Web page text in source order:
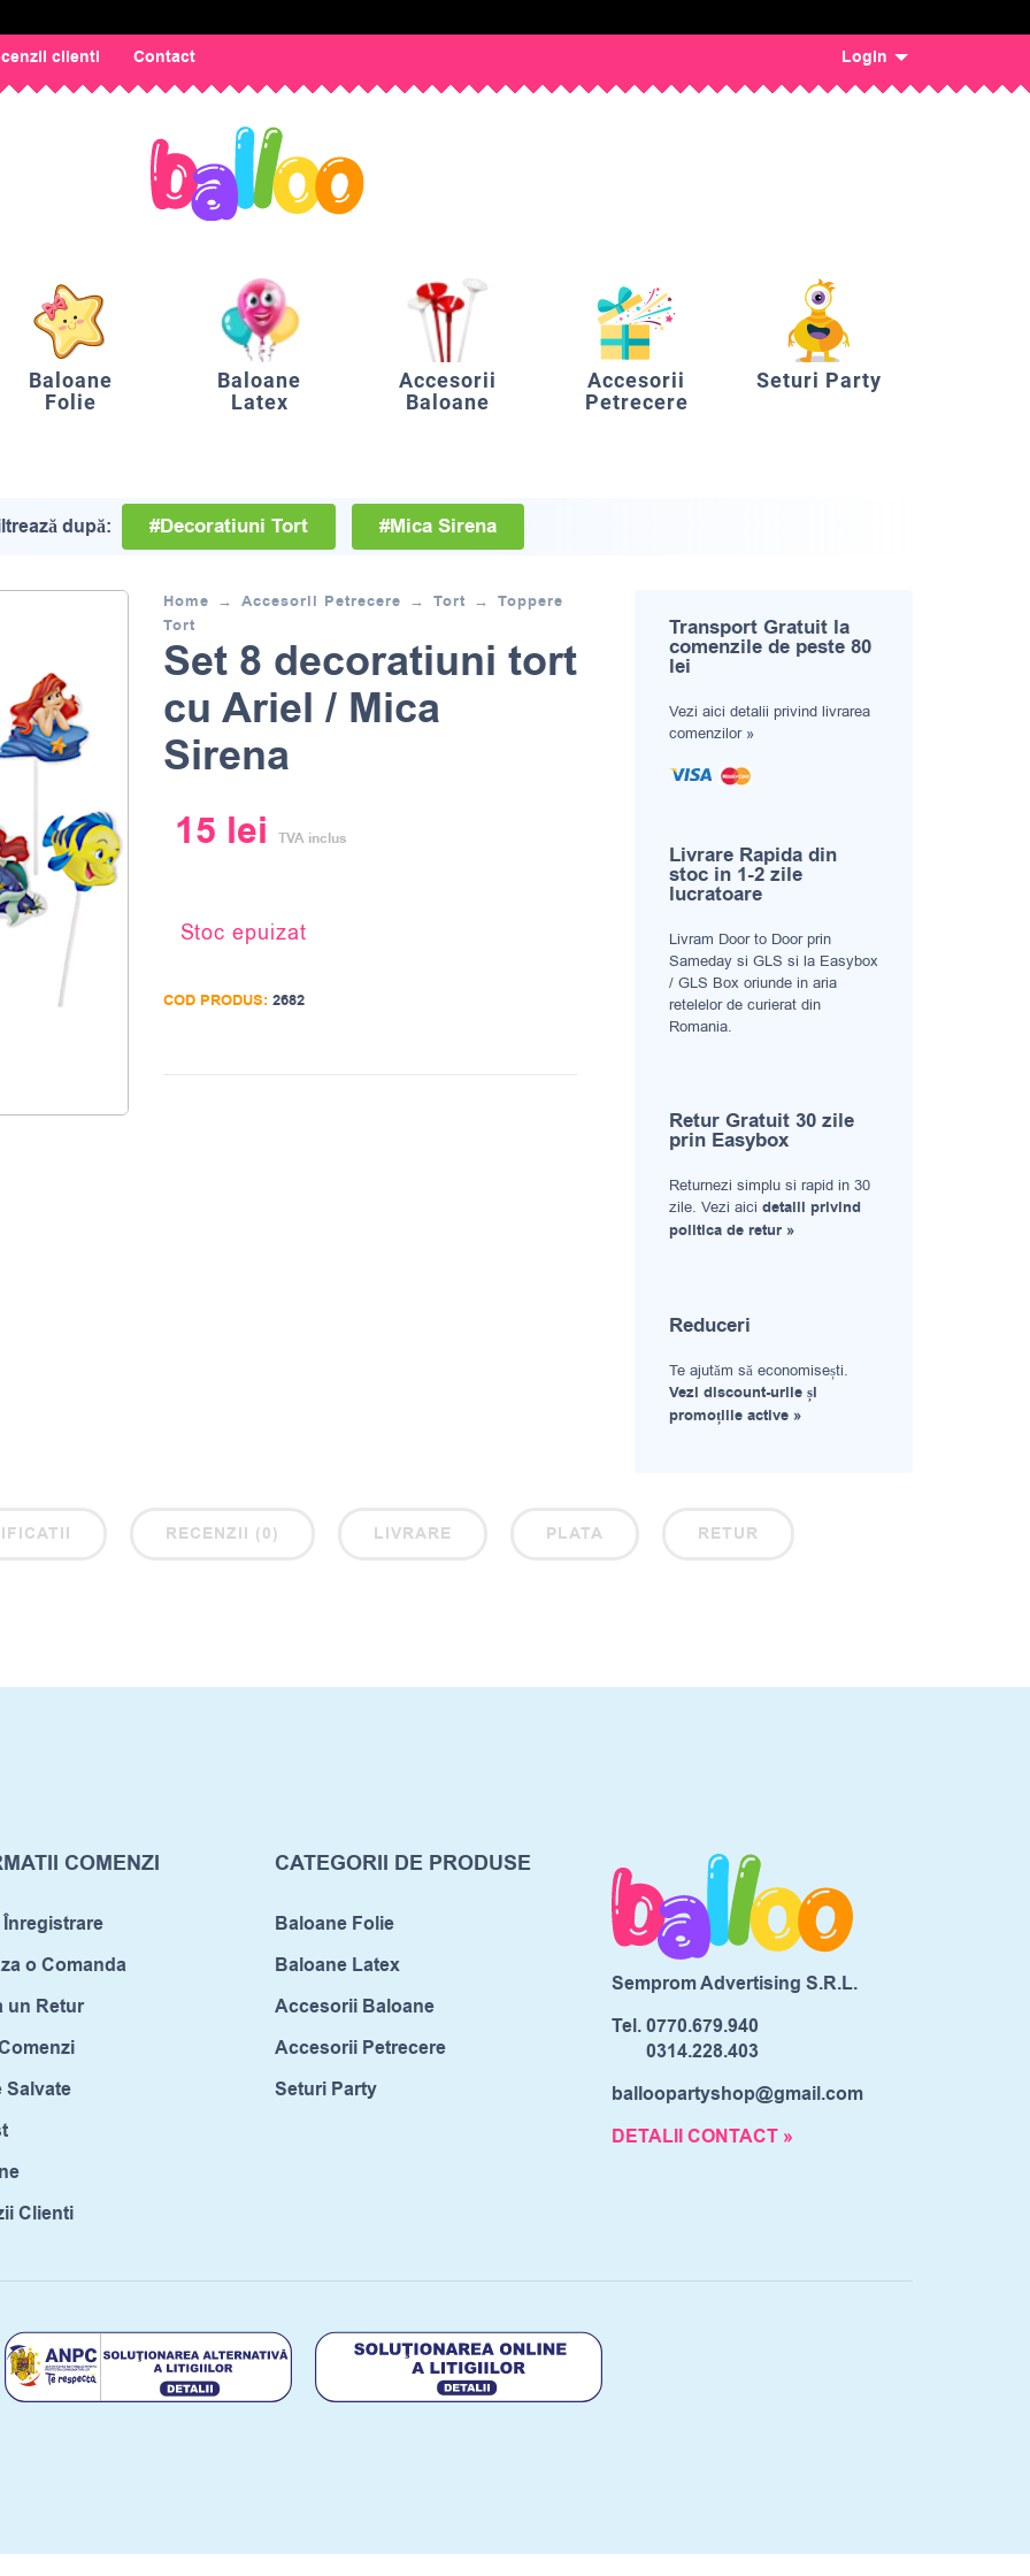
clienti Contact Login
Baloane
Folie
Baloane
Latex
Accesorii
Baloane
Accesorii
Petrecere
Seturi Party
după: #Decoratiuni Tort #Mica Sirena
Home Accesorii Petrecere Tort
Toppere
Tort
Set 8 decoratiuni tort
cu Ariel / Mica
Sirena
15 lei TVA inclus
Stoc epuizat
COD PRODUS: 2682
Transport Gratuit la
comenzile de peste 80
lei
Vezi aici detalii privind livrarea
comenzilor »
Livrare Rapida din
stoc in 1-2 zile
lucratoare
Livram Door to Door prin
Sameday si GLS si la Easybox
/ GLS Box oriunde in aria
retelelor de curierat din
Romania.
Retur Gratuit 30 zile
prin Easybox
Returnezi simplu si rapid in 30
zile. Vezi aici detalii privind
politica de retur »
Reduceri
Te ajutăm să economisești.
Vezi discount-urile și
promoțiile active »
RECENZII (0) LIVRARE PLATA RETUR
COMENZI
o Comanda
un Retur
Salvate
Clienti
CATEGORII DE PRODUSE
Baloane Folie
Baloane Latex
Accesorii Baloane
Accesorii Petrecere
Seturi Party
Semprom Advertising S.R.L.
Tel.0770.679.940
0314.228.403
balloopartyshop@gmail.com
DETALII CONTACT »